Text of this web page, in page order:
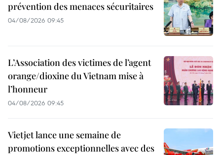
prévention des menaces sécuritaires
04/08/2026 09:45
L’Association des victimes de l’agent
orange/dioxine du Vietnam mise à
l’honneur
04/08/2026 09:45
Vietjet lance une semaine de
promotions exceptionnelles avec des